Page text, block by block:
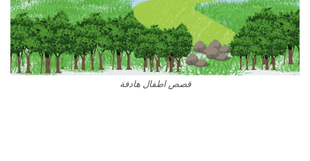
قصص اطفال هادفة